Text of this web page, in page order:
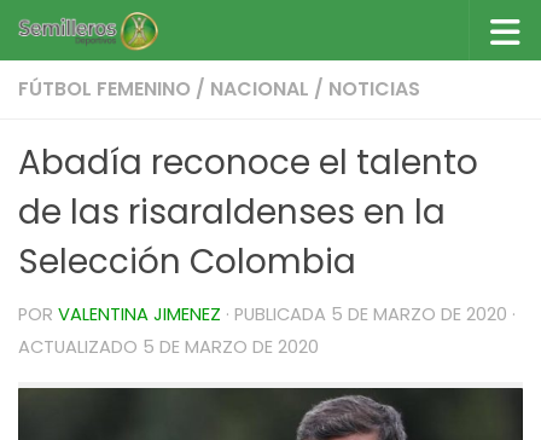
Saltar al contenido
FÚTBOL FEMENINO / NACIONAL / NOTICIAS
Abadía reconoce el talento
de las risaraldenses en la
Selección Colombia
POR VALENTINA JIMENEZ · PUBLICADA 5 DE MARZO DE 2020 ·
ACTUALIZADO 5 DE MARZO DE 2020